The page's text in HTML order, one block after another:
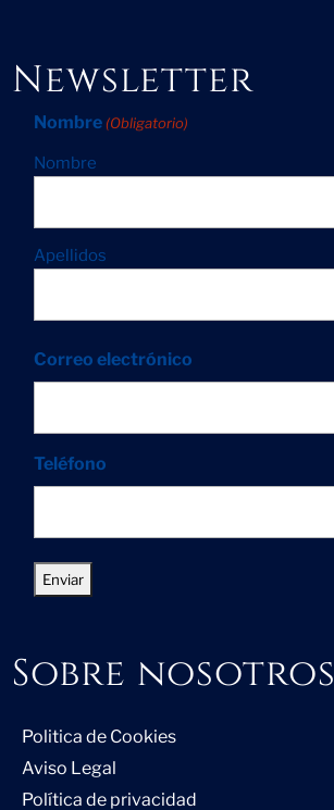
Newsletter
Nombre (Obligatorio)
Nombre
Apellidos
Correo electrónico
Teléfono
Sobre nosotros
Politica de Cookies
Aviso Legal
Política de privacidad